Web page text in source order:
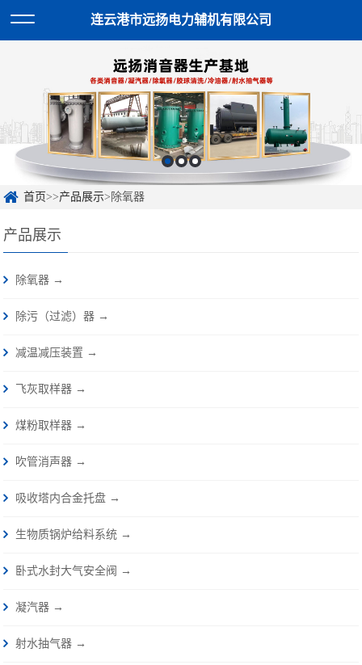
连云港市远扬电力辅机有限公司
首页>>产品展示>除氧器
产品展示
除氧器 →
除污（过滤）器 →
减温减压装置 →
飞灰取样器 →
煤粉取样器 →
吹管消声器 →
吸收塔内合金托盘 →
生物质锅炉给料系统 →
卧式水封大气安全阀 →
凝汽器 →
射水抽气器 →